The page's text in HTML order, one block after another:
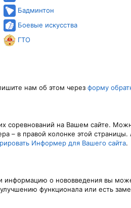
Бадминтон
Боевые искусства
ГТО
нам об этом через форму
соревнований на Вашем сайте.
– в правой колонке этой
Информер для Вашего сайта.
информацию о нововведения вы
функционала или есть